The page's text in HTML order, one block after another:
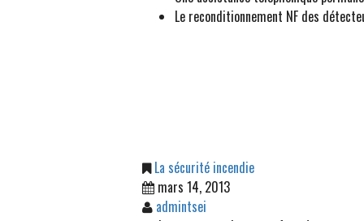
Le reconditionnement NF des
La sécurité incendie
mars 14, 2013
admintsei